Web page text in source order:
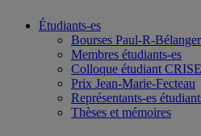
Étudiants-es
Bourses Paul-R-Bélanger
Membres étudiants-es
Colloque étudiant
Prix Jean-Marie-Fecteau
Représentants-es
Thèses et mémoires